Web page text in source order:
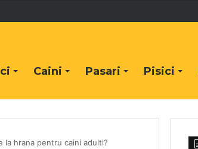
Caini Pasari Pisici
hrana pentru caini adulti?